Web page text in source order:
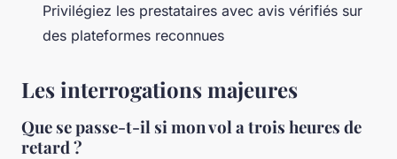
Privilégiez les prestataires avec avis vérifiés sur
des plateformes reconnues
Les interrogations majeures
Que se passe-t-il si mon vol a trois heures de
retard ?